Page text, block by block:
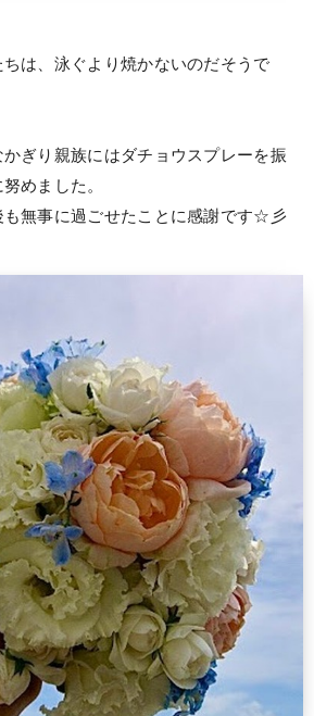
は、泳ぐより焼かないのだそうで
ぎり親族にはダチョウスプレーを振
めました。
も無事に過ごせたことに感謝です☆彡